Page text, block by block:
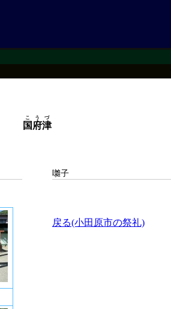
国府津
こうづ
囃子
戻る(小田原市の祭礼)